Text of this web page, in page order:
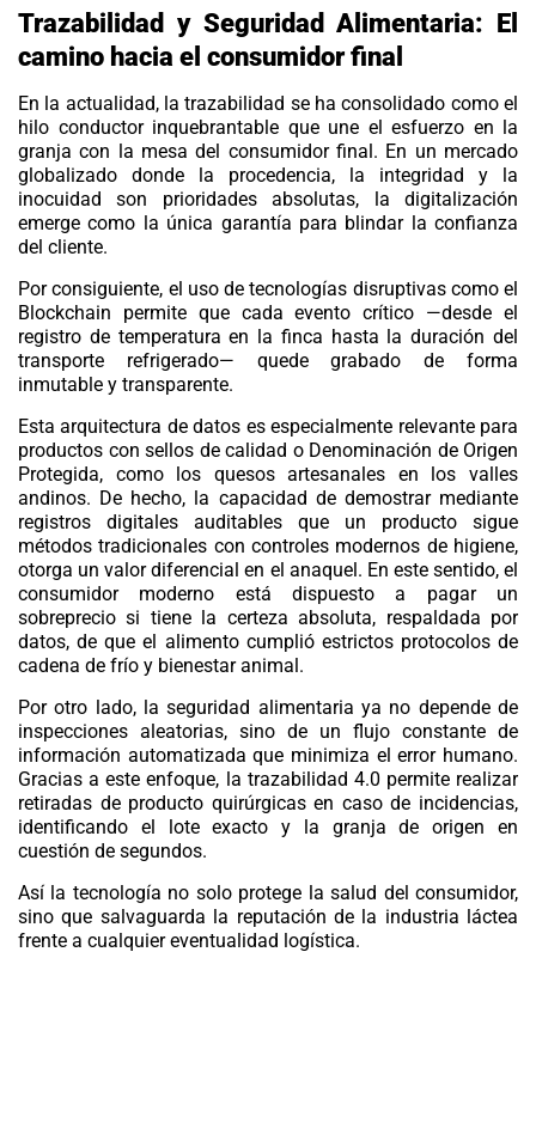
Trazabilidad y Seguridad Alimentaria: El
camino hacia el consumidor final
En la actualidad, latrazabilidad se ha consolidado como el
hilo conductor inquebrantable que une el esfuerzo en la
granja con la mesa del consumidor final. En un mercado
globalizado donde la procedencia, la integridad y la
inocuidad son prioridades absolutas, la digitalización
emerge como la única garantía para blindar la confianza
del cliente.
Por consiguiente, el uso de tecnologías disruptivas como el
Blockchain permite que cada evento crítico —desde el
registro de temperatura en la finca hasta la duración del
transporte refrigerado— quede grabado de forma
inmutable y transparente.
Esta arquitectura de datos es especialmente relevante para
productos con sellos de calidad o Denominación de Origen
Protegida, como los quesos artesanales en los valles
andinos. De hecho, la capacidad de demostrar mediante
registros digitales auditables que un producto sigue
métodos tradicionales con controles modernos de higiene,
otorga un valor diferencial en el anaquel. En este sentido, el
consumidor moderno está dispuesto a pagar un
sobreprecio si tiene la certeza absoluta, respaldada por
datos, de que el alimento cumplió estrictos protocolos de
cadena de frío y bienestar animal.
Por otro lado, laseguridad alimentaria ya no depende de
inspecciones aleatorias, sino de un flujo constante de
información automatizada que minimiza el error humano.
Gracias a este enfoque, la trazabilidad 4.0 permite realizar
retiradas de producto quirúrgicas en caso de incidencias,
identificando el lote exacto y la granja de origen en
cuestión de segundos.
Así la tecnología no solo protege la salud del consumidor,
sino que salvaguarda la reputación de la industria láctea
frente a cualquier eventualidad logística.